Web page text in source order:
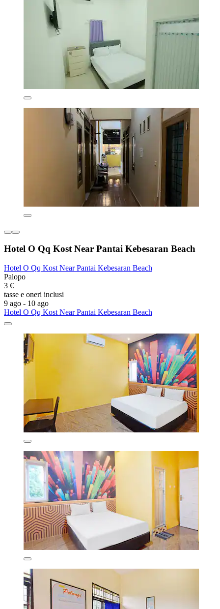
Hotel O Qq Kost Near Pantai Kebesaran Beach
Hotel O Qq Kost Near Pantai Kebesaran Beach
Palopo
3 €
tasse e oneri inclusi
9 ago - 10 ago
Hotel O Qq Kost Near Pantai Kebesaran Beach